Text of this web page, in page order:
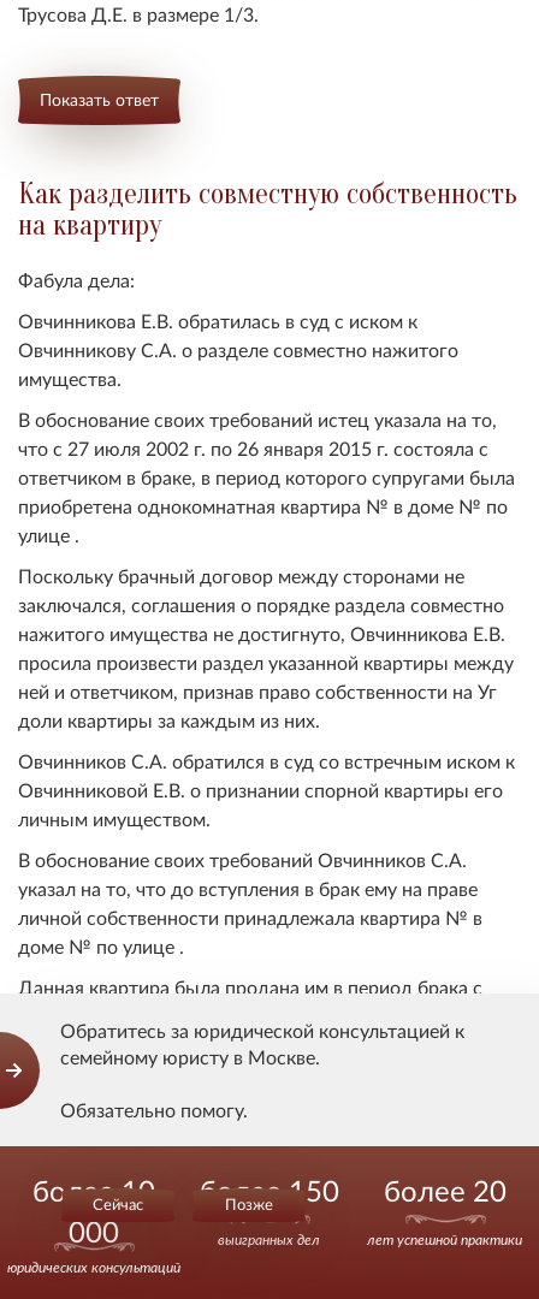
Трусова Д.Е. в размере 1/3.
Показать ответ
Как разделить совместную собственность
на квартиру
Фабула дела:
Овчинникова Е.В. обратилась в суд с иском к
Овчинникову С.А. о разделе совместно нажитого
имущества.
В обоснование своих требований истец указала на то,
что с 27 июля 2002 г. по 26 января 2015 г. состояла с
ответчиком в браке, в период которого супругами была
приобретена однокомнатная квартира № в доме № по
улице .
Поскольку брачный договор между сторонами не
заключался, соглашения о порядке раздела совместно
нажитого имущества не достигнуто, Овчинникова Е.В.
просила произвести раздел указанной квартиры между
ней и ответчиком, признав право собственности на Уг
доли квартиры за каждым из них.
Овчинников С.А. обратился в суд со встречным иском к
Овчинниковой Е.В. о признании спорной квартиры его
личным имуществом.
В обоснование своих требований Овчинников С.А.
указал на то, что до вступления в брак ему на праве
личной собственности принадлежала квартира № в
доме № по улице .
Данная квартира была продана им в период брака с
квартиры денежные средства в полном объёме были
внесены в качестве оплаты по договору участия в
долевом строительстве, заключённому с ООО
общих средств супругов.
Впоследствии права требования по данному договору
были переуступлены Овчинниковым С.А. третьему
Обратитесь за юридической консультацией к
семейному юристу в Москве.
Обязательно помогу.
Сейчас Позже
более 10
000
юридических консультаций
более 150
выигранных дел
более 20
лет успешной практики